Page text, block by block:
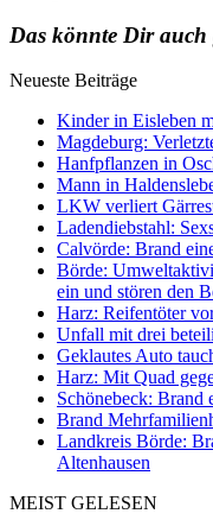
Das könnte Dir auch
Neueste Beiträge
Kinder in Eisleben
Magdeburg:
Hanfpflanzen in
Mann in
LKW verliert
Ladendiebstahl:
Calvörde: Brand
Börde:
ein und stören den
Harz: Reifentöter
Unfall mit drei
Geklautes Auto
Harz: Mit Quad
Schönebeck: Brand
Brand
Landkreis Börde:
Altenhausen
MEIST GELESEN